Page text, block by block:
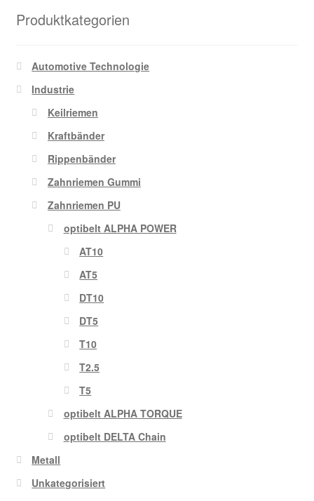
Produktkategorien
Automotive Technologie
Industrie
Keilriemen
Kraftbänder
Rippenbänder
Zahnriemen Gummi
Zahnriemen PU
optibelt ALPHA POWER
AT10
AT5
DT10
DT5
T10
T2.5
T5
optibelt ALPHA TORQUE
optibelt DELTA Chain
Metall
Unkategorisiert